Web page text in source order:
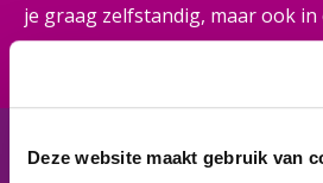
Deze website maakt gebruik van
je graag zelfstandig, maar ook in